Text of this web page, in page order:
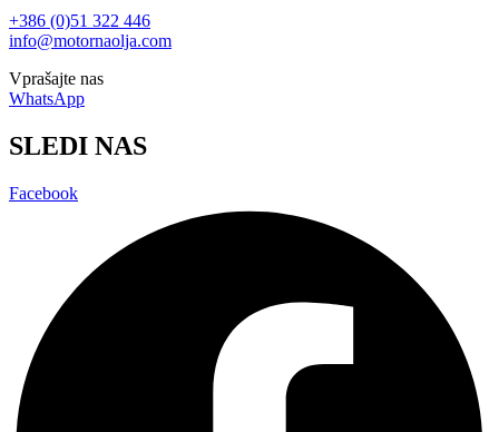
+386 (0)51 322 446
info@motornaolja.com
Vprašajte nas
WhatsApp
SLEDI NAS
Facebook